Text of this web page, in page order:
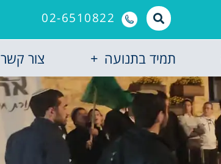
02-6510822
תמיד בתנועה צור קשר